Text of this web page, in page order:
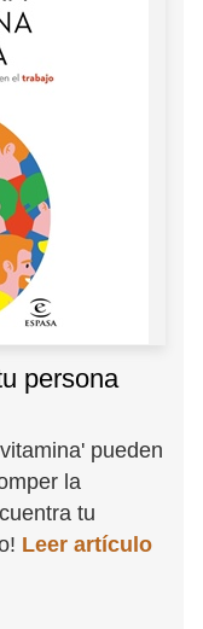
persona
pueden
la
tu
Leer artículo